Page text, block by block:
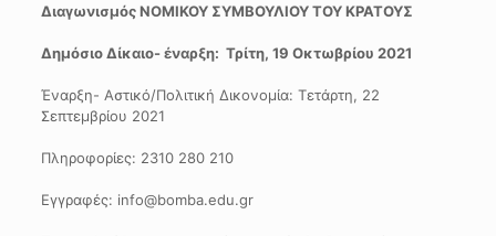
Διαγωνισμός ΝΟΜΙΚΟΥ ΣΥΜΒΟΥΛΙΟΥ ΤΟΥ ΚΡΑΤΟΥΣ
Δημόσιο Δίκαιο- έναρξη: Τρίτη, 19 Οκτωβρίου 2021
Έναρξη- Αστικό/Πολιτική Δικονομία: Τετάρτη, 22
Σεπτεμβρίου 2021
Πληροφορίες: 2310 280 210
Εγγραφές: info@bomba.edu.gr